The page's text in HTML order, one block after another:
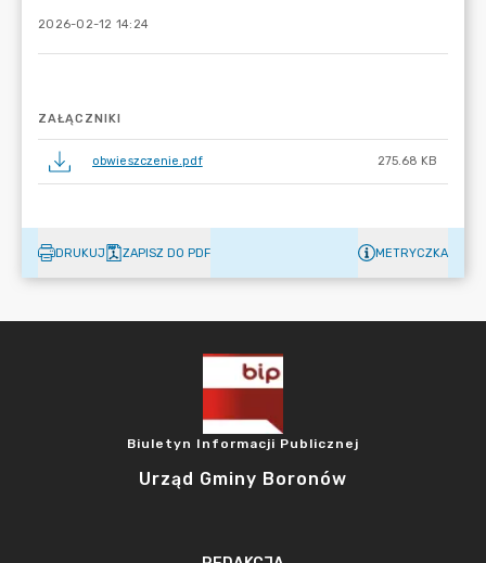
2026-02-12 14:24
ZAŁĄCZNIKI
obwieszczenie.pdf 275.68 KB
DRUKUJ ZAPISZ DO PDF METRYCZKA
Biuletyn Informacji Publicznej
Urząd Gminy Boronów